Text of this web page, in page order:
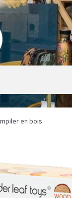
en bois